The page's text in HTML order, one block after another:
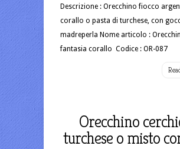
Descrizione : Orecchino fiocco
corallo o pasta di turchese, con
madreperla Nome articolo :
fantasia corallo Codice : OR-087
Orecchino
turchese o misto